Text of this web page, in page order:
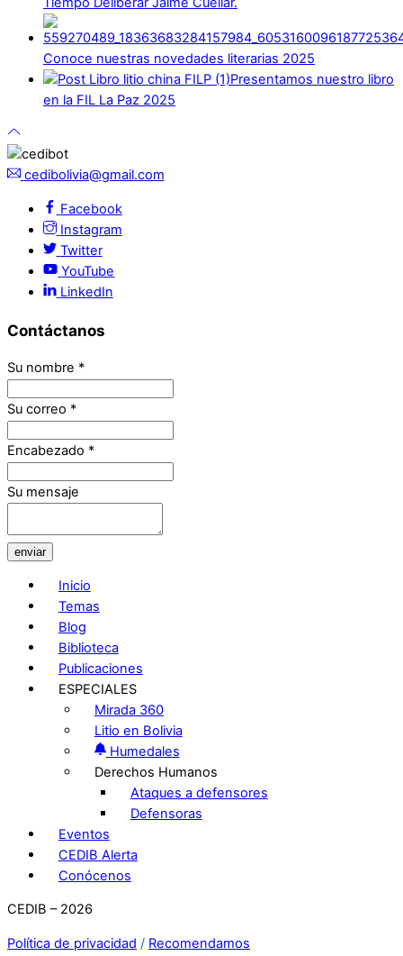
Conoce nuestras novedades literarias 2025
Presentamos nuestro libro
en la FIL La Paz 2025
cedibolivia@gmail.com
Facebook
Instagram
Twitter
YouTube
LinkedIn
Contáctanos
Su nombre *
Su correo *
Encabezado *
Su mensaje
enviar
Inicio
Temas
Blog
Biblioteca
Publicaciones
ESPECIALES
Mirada 360
Litio en Bolivia
Humedales
Derechos Humanos
Ataques a defensores
Defensoras
Eventos
CEDIB Alerta
Conócenos
CEDIB – 2026
Política de privacidad / Recomendamos